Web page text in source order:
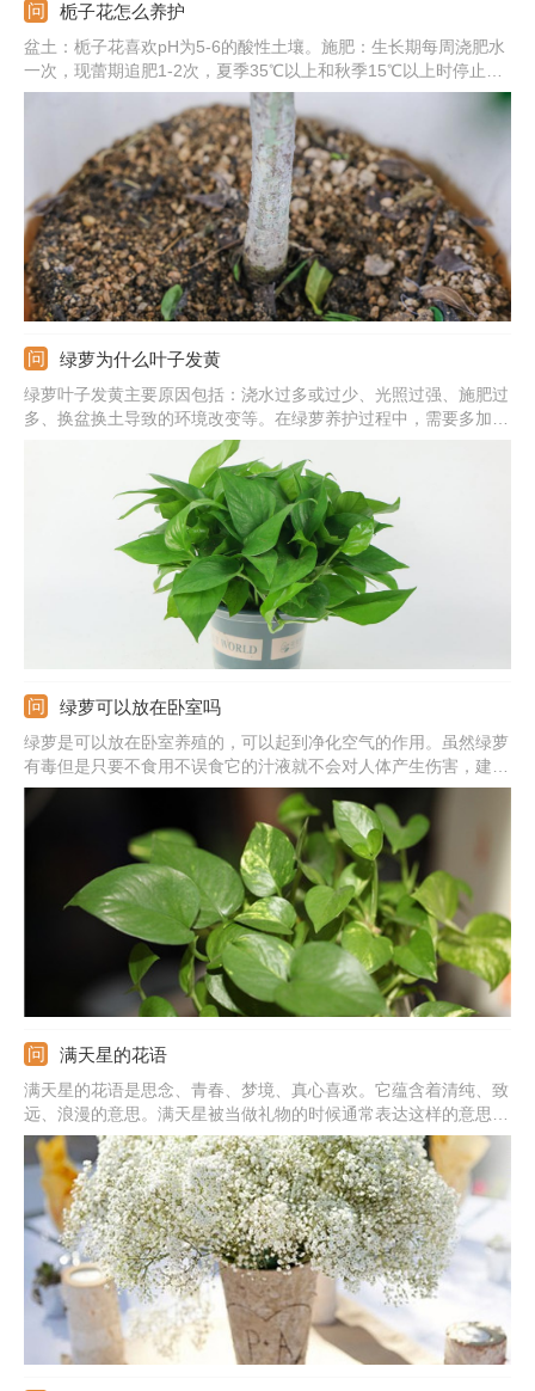
栀子花怎么养护
盆土：栀子花喜欢pH为5-6的酸性土壤。施肥：生长期每周浇肥水
一次，现蕾期追肥1-2次，夏季35℃以上和秋季15℃以上时停止施
肥。浇水：保持盆土湿润，晚上可喷雾将叶片淋湿。光照：要充
足，除七八月份正午外可放在阳光下养护。
绿萝为什么叶子发黄
绿萝叶子发黄主要原因包括：浇水过多或过少、光照过强、施肥过
多、换盆换土导致的环境改变等。在绿萝养护过程中，需要多加观
察，发现叶片发黄及时找出对应原因并作出处理。
绿萝可以放在卧室吗
绿萝是可以放在卧室养殖的，可以起到净化空气的作用。虽然绿萝
有毒但是只要不食用不误食它的汁液就不会对人体产生伤害，建议
晚上不要放在卧室养殖，因为呼吸作用会生成二氧化碳。
满天星的花语
满天星的花语是思念、青春、梦境、真心喜欢。它蕴含着清纯、致
远、浪漫的意思。满天星被当做礼物的时候通常表达这样的意思：
我在思念你，你是清纯的，我是真心喜欢你的，拥有你我很喜悦。